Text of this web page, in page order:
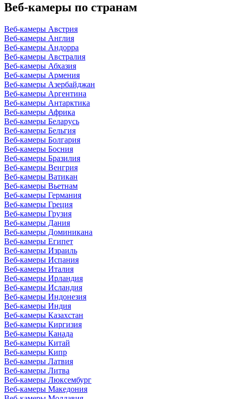
Веб-камеры по странам
Веб-камеры Австрия
Веб-камеры Англия
Веб-камеры Андорра
Веб-камеры Австралия
Веб-камеры Абхазия
Веб-камеры Армения
Веб-камеры Азербайджан
Веб-камеры Аргентина
Веб-камеры Антарктика
Веб-камеры Африка
Веб-камеры Беларусь
Веб-камеры Бельгия
Веб-камеры Болгария
Веб-камеры Босния
Веб-камеры Бразилия
Веб-камеры Венгрия
Веб-камеры Ватикан
Веб-камеры Вьетнам
Веб-камеры Германия
Веб-камеры Греция
Веб-камеры Грузия
Веб-камеры Дания
Веб-камеры Доминикана
Веб-камеры Египет
Веб-камеры Израиль
Веб-камеры Испания
Веб-камеры Италия
Веб-камеры Ирландия
Веб-камеры Исландия
Веб-камеры Индонезия
Веб-камеры Индия
Веб-камеры Казахстан
Веб-камеры Киргизия
Веб-камеры Канада
Веб-камеры Китай
Веб-камеры Кипр
Веб-камеры Латвия
Веб-камеры Литва
Веб-камеры Люксембург
Веб-камеры Македония